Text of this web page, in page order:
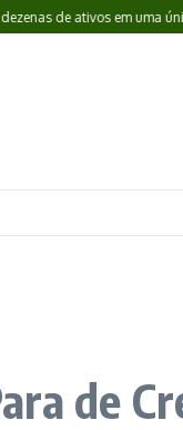
ativos em uma única
de